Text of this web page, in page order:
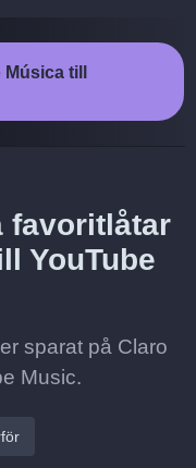
till
favoritlåtar
YouTube
sparat på Claro
Music.